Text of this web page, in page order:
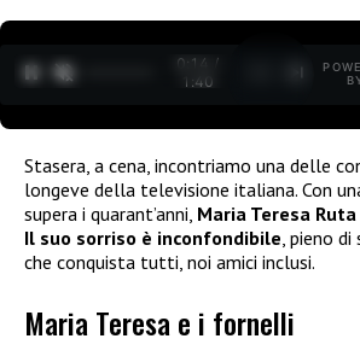
0:15 /
1:40
Stasera, a cena, incontriamo una delle
longeve della televisione italiana. Con
supera i quarant’anni, Maria Teresa Ruta
Il suo sorriso è inconfondibile , pieno
che conquista tutti, noi amici inclusi.
Maria Teresa e i fornelli